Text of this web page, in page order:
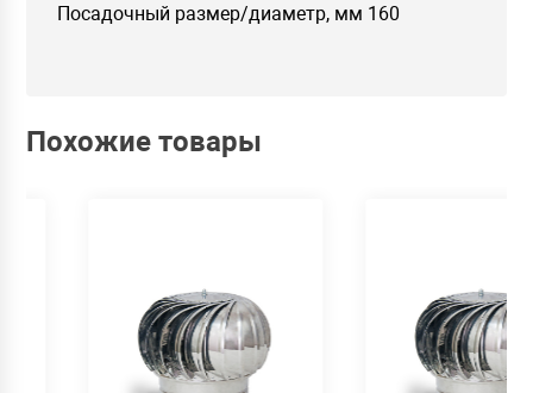
Посадочный размер/диаметр, мм 160
Похожие товары